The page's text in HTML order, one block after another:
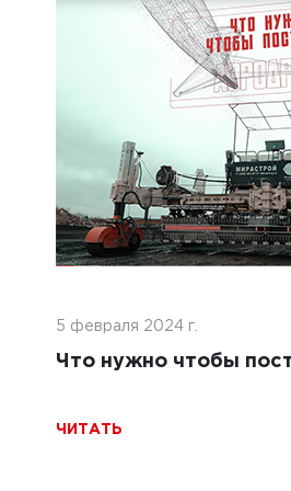
5 февраля 2024 г.
Что нужно чтобы
ЧИТАТЬ
бетоноукладчика: что
перед выбором